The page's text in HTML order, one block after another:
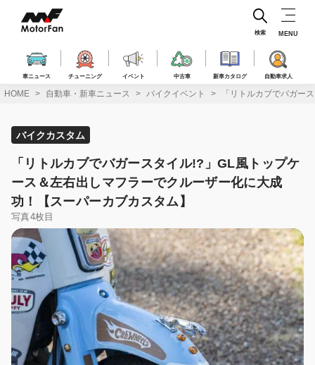
ス
車ニュース チューニング イベント 中古車 新車カタログ 自動車求人
検索 MENU
HOME 自動車・新車ニュース バイクイベント 「リトルカブでバガー
バイクカスタム
「リトルカブでバガースタイル!?」GL風トップケ
ース＆左右出しマフラーでクルーザー化に大成
功！【スーパーカブカスタム】
写真4枚目